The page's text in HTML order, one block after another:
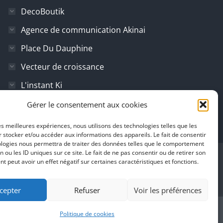
Gérer le consentement aux cookies
meilleures expériences, nous utilisons des technologies telles que les
stocker et/ou accéder aux informations des appareils. Le fait de consentir
nous permettra de traiter des données telles que le comportement
ou les ID uniques sur ce site. Le fait de ne pas consentir ou de retirer son
peut avoir un effet négatif sur certaines caractéristiques et fonctions.
Refuser Voir les préférences
Politique de cookies
DecoBoutik
Agence de communication Akinai
Place Du Dauphine
Vecteur de croissance
L'instant Ki
Il parlent de vous